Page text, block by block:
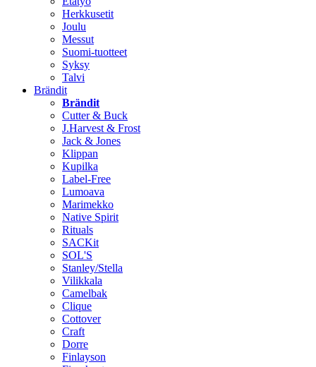
Herkkusetit
Joulu
Messut
Suomi-tuotteet
Syksy
Talvi
Brändit
Brändit
Cutter & Buck
J.Harvest & Frost
Jack & Jones
Klippan
Kupilka
Label-Free
Lumoava
Marimekko
Native Spirit
Rituals
SACKit
SOL'S
Stanley/Stella
Vilikkala
Camelbak
Clique
Cottover
Craft
Dorre
Finlayson